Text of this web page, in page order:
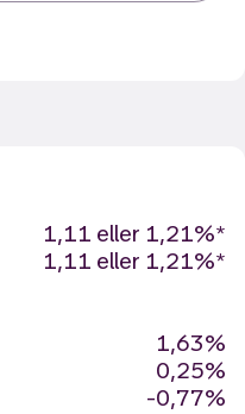
1,11 eller 1,21%*
1,11 eller 1,21%*
1,63%
0,25%
-0,77%